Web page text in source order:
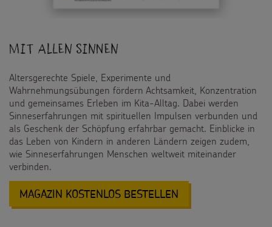
Spendenmöglichkeiten
Spende als Geschenk
Anlassspenden
Zinsen den Kindern
Vereine und Initiativen
Sternsingerspenden gezielt einsetzen
Sternsinger-Steckbrief
Spiele
Werde Sternsinger!
SHOP
Suche
Suchbegriff
Mit allen Sinnen
Altersgerechte Spiele, Experimente und
Wahrnehmungsübungen fördern Achtsamkeit, Konzentration
und gemeinsames Erleben im Kita-Alltag. Dabei werden
Sinneserfahrungen mit spirituellen Impulsen verbunden und
als Geschenk der Schöpfung erfahrbar gemacht. Einblicke in
das Leben von Kindern in anderen Ländern zeigen zudem,
wie Sinneserfahrungen Menschen weltweit miteinander
verbinden.
MAGAZIN KOSTENLOS BESTELLEN
MIT